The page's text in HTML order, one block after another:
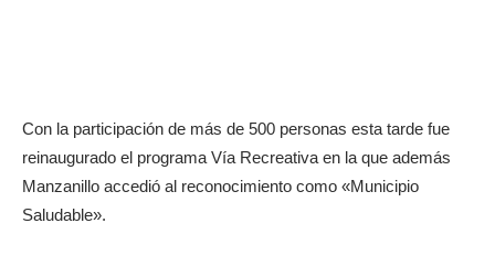
Con la participación de más de 500 personas esta tarde fue
reinaugurado el programa Vía Recreativa en la que además
Manzanillo accedió al reconocimiento como «Municipio
Saludable».